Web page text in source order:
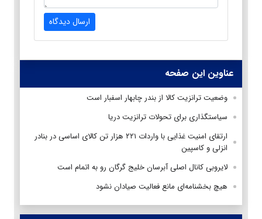
ارسال دیدگاه
عناوین این صفحه
وضعیت ترانزیت کالا از بندر چابهار اسفبار است
سیاستگذاری برای تحولات ترانزیت دریا
ارتقای امنیت غذایی با واردات ۲۲۱ هزار تن کالای اساسی در بنادر
انزلی و کاسپین
لایروبی کانال اصلی آبرسان خلیج گرگان رو به اتمام است
هیچ بخشنامه‌ای مانع فعالیت صیادان نشود